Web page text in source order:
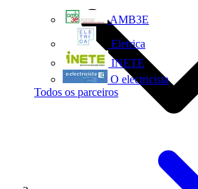
AMB3E
Eletrica
INETE
O electricista
Todos os parceiros